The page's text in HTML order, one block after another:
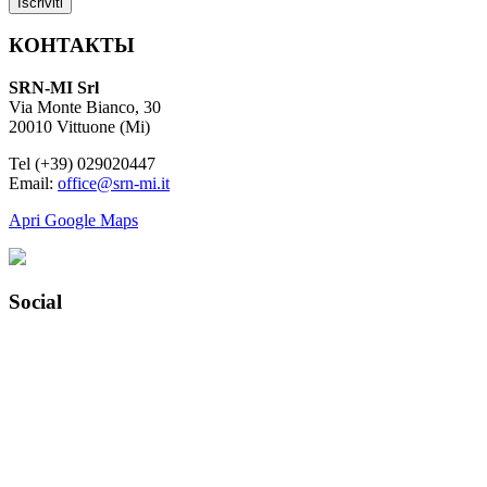
КОНТАКТЫ
SRN-MI Srl
Via Monte Bianco, 30
20010 Vittuone (Mi)
Tel (+39) 029020447
Email: office@srn-mi.it
Apri Google Maps
Social